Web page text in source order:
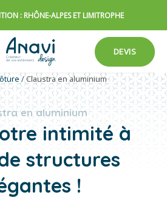
: RHÔNE-ALPES ET LIMITROPHE
DEVIS
/Claustra en aluminium
en aluminium
intimité à
structures
!